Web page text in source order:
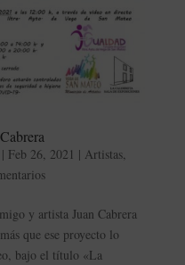
| Feb 26, 2021 | Artistas,
y artista Juan Cabrera
que ese proyecto lo
bajo el título «La